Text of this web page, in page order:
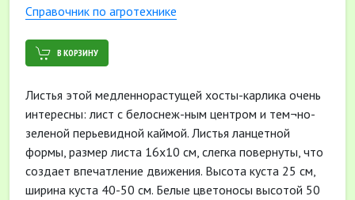
Cправочник по агротехнике
В КОРЗИНУ
Листья этой медленнорастущей хосты-карлика очень
интересны: лист с белоснеж-ным центром и тем¬но-
зеленой перьевидной каймой. Листья ланцетной
формы, размер листа 16x10 см, слегка повернуты, что
создает впечатление движения. Высота куста 25 см,
ширина куста 40-50 см. Белые цветоносы высотой 50